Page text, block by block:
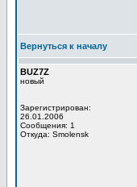
Вернуться к началу
BUZ7Z
новый
Зарегистрирован:
26.01.2006
Сообщения: 1
Откуда: Smolensk